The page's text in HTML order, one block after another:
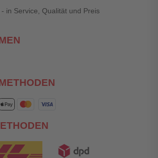
in Service, Qualität und Preis